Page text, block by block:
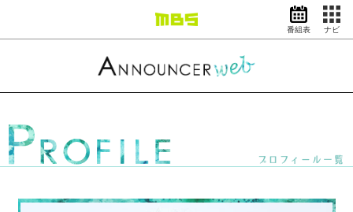
情報・報道
バラエティ
番組表 ナビ